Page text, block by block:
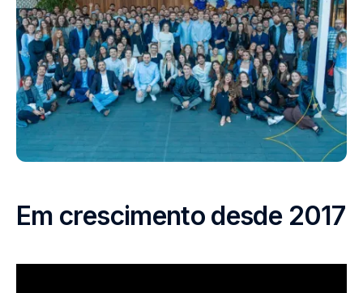
Em crescimento desde 2017